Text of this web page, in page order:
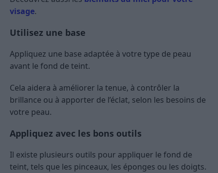
visage.
Utilisez une base
Appliquez une base adaptée à votre type de peau
avant le fond de teint.
Cela aidera à améliorer la tenue, à contrôler la
brillance ou à apporter de l’éclat, selon les besoins de
votre peau.
Appliquez avec les bons outils
Il existe plusieurs outils pour appliquer le fond de
teint, tels que les pinceaux, les éponges ou les doigts.